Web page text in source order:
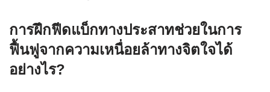
การฝึกฟีดแบ็กทางประสาทช่วยในการ
ฟื้นฟูจากความเหนื่อยล้าทางจิตใจได้
อย่างไร?